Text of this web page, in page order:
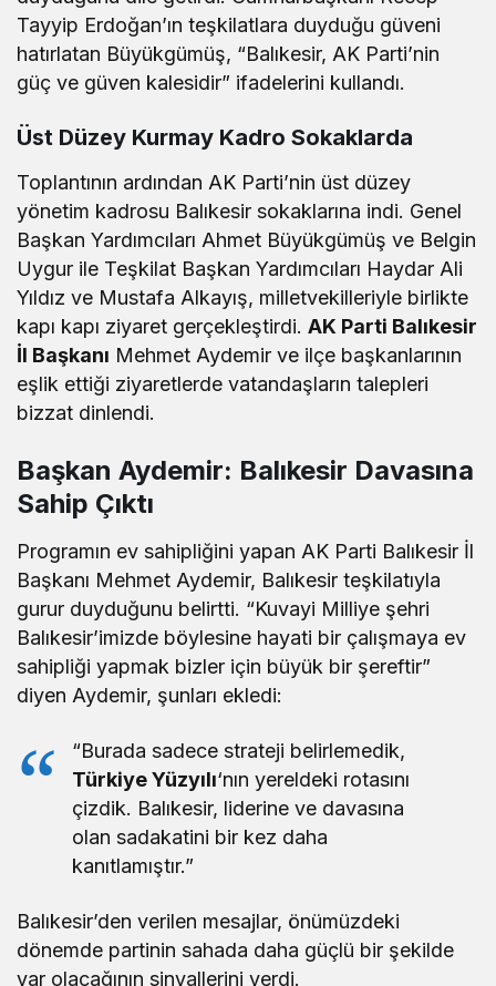
Tayyip Erdoğan’ın teşkilatlara duyduğu güveni
hatırlatan Büyükgümüş, “Balıkesir, AK Parti’nin
güç ve güven kalesidir” ifadelerini kullandı.
Üst Düzey Kurmay Kadro Sokaklarda
Toplantının ardından AK Parti’nin üst düzey
yönetim kadrosu Balıkesir sokaklarına indi. Genel
Başkan Yardımcıları Ahmet Büyükgümüş ve Belgin
Uygur ile Teşkilat Başkan Yardımcıları Haydar Ali
Yıldız ve Mustafa Alkayış, milletvekilleriyle birlikte
kapı kapı ziyaret gerçekleştirdi.AK Parti Balıkesir
İl Başkanı Mehmet Aydemir ve ilçe başkanlarının
eşlik ettiği ziyaretlerde vatandaşların talepleri
bizzat dinlendi.
Başkan Aydemir: Balıkesir Davasına
Sahip Çıktı
Programın ev sahipliğini yapan AK Parti Balıkesir İl
Başkanı Mehmet Aydemir, Balıkesir teşkilatıyla
gurur duyduğunu belirtti. “Kuvayi Milliye şehri
Balıkesir’imizde böylesine hayati bir çalışmaya ev
sahipliği yapmak bizler için büyük bir şereftir”
diyen Aydemir, şunları ekledi:
“Burada sadece strateji belirlemedik,
Türkiye Yüzyılı‘nın yereldeki rotasını
çizdik. Balıkesir, liderine ve davasına
olan sadakatini bir kez daha
kanıtlamıştır.”
Balıkesir’den verilen mesajlar, önümüzdeki
dönemde partinin sahada daha güçlü bir şekilde
var olacağının sinyallerini verdi.